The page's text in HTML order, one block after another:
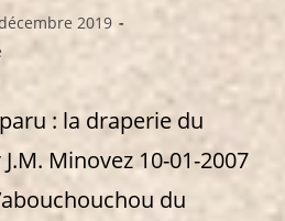
:
2019
: la draperie du
Minovez 10-01-2007
du